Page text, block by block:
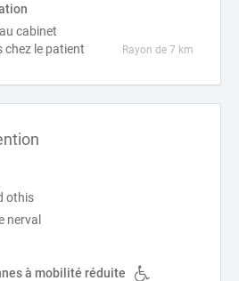
cabinet
le patient
Rayon de 7 km
othis
nerval
à mobilité réduite